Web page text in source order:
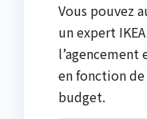
Vous pouvez
un expert
en fonction
budget.